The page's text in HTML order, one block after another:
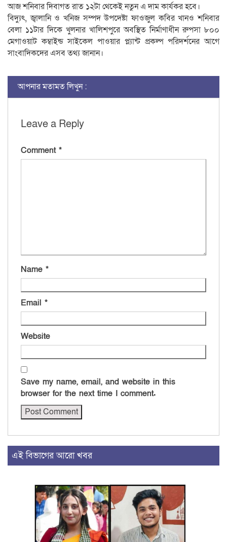
আজ শনিবার দিবাগত রাত ১২টা থেকেই নতুন এ দাম কার্যকর হবে।
বিদ্যুৎ, জ্বালানি ও খনিজ সম্পদ উপদেষ্টা ফাওজুল কবির খানও শনিবার
বেলা ১১টার দিকে খুলনার খালিশপুরে অবস্থিত নির্মাণাধীন রুপসা ৮০০
মেগাওয়াট কম্বাইন্ড সাইকেল পাওয়ার প্ল্যান্ট প্রকল্প পরিদর্শনের আগে
সাংবাদিকদের এসব তথ্য জানান।
আপনার মতামত লিখুন :
Leave a Reply
Comment *
Name *
Email *
Website
Save my name, email, and website in this
browser for the next time I comment.
এই বিভাগের আরো খবর